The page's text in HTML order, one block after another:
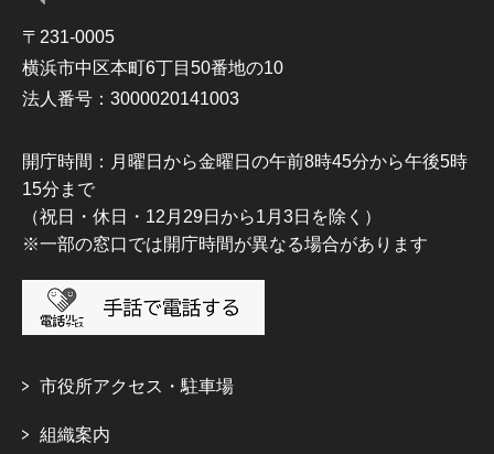
〒231-0005
横浜市中区本町6丁目50番地の10
法人番号：3000020141003
開庁時間：月曜日から金曜日の午前8時45分から午後5時
15分まで
（祝日・休日・12月29日から1月3日を除く）
※一部の窓口では開庁時間が異なる場合があります
市役所アクセス・駐車場
組織案内